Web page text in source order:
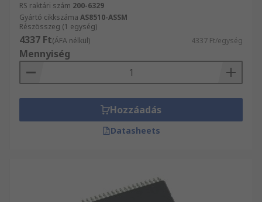
RS raktári szám 200-6329
Gyártó cikkszáma AS8510-ASSM
Részösszeg (1 egység)
4337 Ft(ÁFA nélkül) 4337 Ft/egység
Mennyiség
Hozzáadás
Datasheets